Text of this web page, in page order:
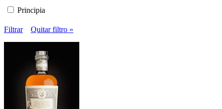
Principia
Filtrar Quitar filtro »